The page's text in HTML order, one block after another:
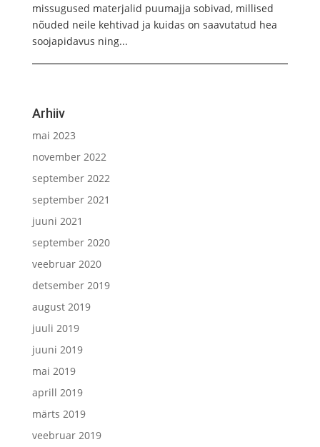
missugused materjalid puumajja sobivad, millised
nõuded neile kehtivad ja kuidas on saavutatud hea
soojapidavus ning...
Arhiiv
mai 2023
november 2022
september 2022
september 2021
juuni 2021
september 2020
veebruar 2020
detsember 2019
august 2019
juuli 2019
juuni 2019
mai 2019
aprill 2019
märts 2019
veebruar 2019